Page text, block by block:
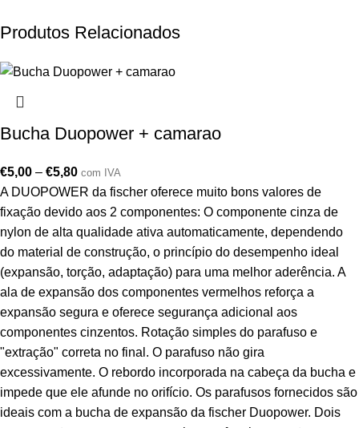
Produtos Relacionados
Bucha Duopower + camarao
€5,00 – €5,80 com IVA
A DUOPOWER da fischer oferece muito bons valores de
fixação devido aos 2 componentes: O componente cinza de
nylon de alta qualidade ativa automaticamente, dependendo
do material de construção, o princípio do desempenho ideal
(expansão, torção, adaptação) para uma melhor aderência. A
ala de expansão dos componentes vermelhos reforça a
expansão segura e oferece segurança adicional aos
componentes cinzentos. Rotação simples do parafuso e
"extração" correta no final. O parafuso não gira
excessivamente. O rebordo incorporada na cabeça da bucha e
impede que ele afunde no orifício. Os parafusos fornecidos são
ideais com a bucha de expansão da fischer Duopower. Dois